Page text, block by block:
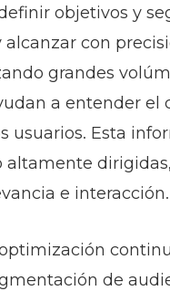
objetivos y
con
grandes
a entender el
usuarios. Esta
e interacción.
de